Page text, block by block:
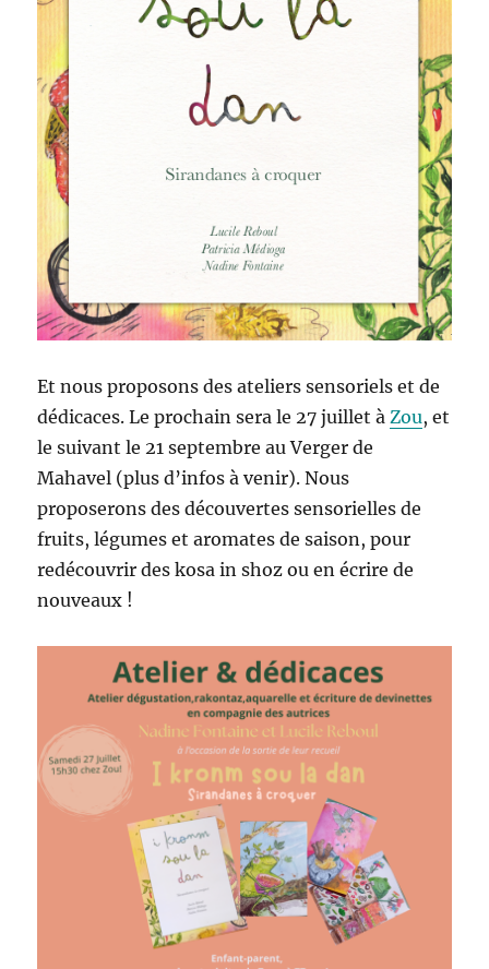
Et nous proposons des ateliers sensoriels et de
dédicaces. Le prochain sera le 27 juillet à Zou, et
le suivant le 21 septembre au Verger de
Mahavel (plus d’infos à venir). Nous
proposerons des découvertes sensorielles de
fruits, légumes et aromates de saison, pour
redécouvrir des kosa in shoz ou en écrire de
nouveaux !